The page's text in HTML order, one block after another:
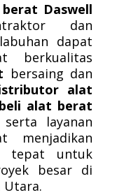
Daswell
dan
dapat
berkualitas
bersaing dan
alat
alat berat
layanan
menjadikan
tepat untuk
besar di
Utara.